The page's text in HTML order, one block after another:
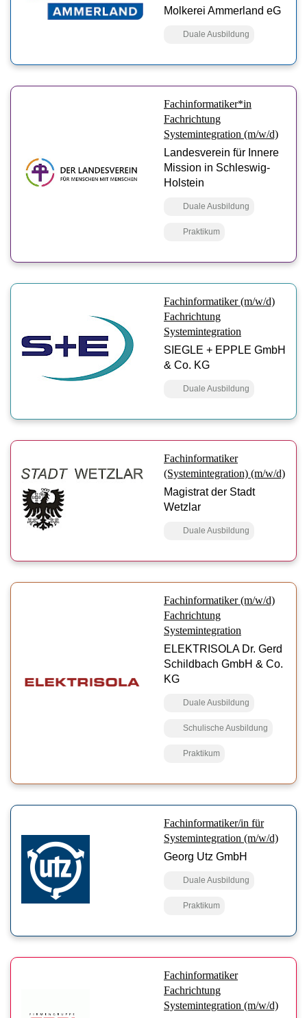
Molkerei Ammerland eG
Duale Ausbildung
Fachinformatiker*in
Fachrichtung
Systemintegration (m/w/d)
Landesverein für Innere
Mission in Schleswig-
Holstein
Duale Ausbildung
Praktikum
Fachinformatiker (m/w/d)
Fachrichtung
Systemintegration
SIEGLE + EPPLE GmbH
& Co. KG
Duale Ausbildung
Fachinformatiker
(Systemintegration) (m/w/d)
Magistrat der Stadt
Wetzlar
Duale Ausbildung
Fachinformatiker (m/w/d)
Fachrichtung
Systemintegration
ELEKTRISOLA Dr. Gerd
Schildbach GmbH & Co.
KG
Duale Ausbildung
Schulische Ausbildung
Praktikum
Fachinformatiker/in für
Systemintegration (m/w/d)
Georg Utz GmbH
Duale Ausbildung
Praktikum
Fachinformatiker
Fachrichtung
Systemintegration (m/w/d)